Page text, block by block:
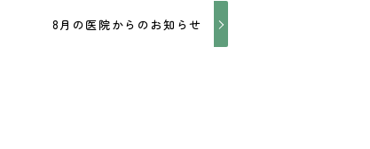
8月の医院からのお知らせ